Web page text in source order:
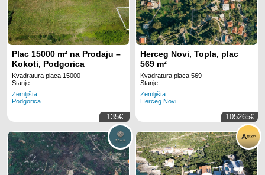
Plac 15000 m² na Prodaju –
Kokoti, Podgorica
Kvadratura placa 15000
Stanje:
Zemljišta
Podgorica
135€
Herceg Novi, Topla, plac
569 m²
Kvadratura placa 569
Stanje:
Zemljišta
Herceg Novi
105265€